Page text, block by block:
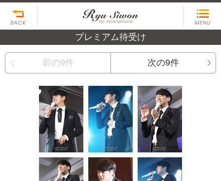
プレミアム待受け
前の9件 次の9件